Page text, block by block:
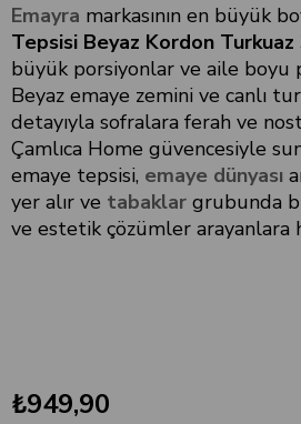
Emayra markasının en büyük
Tepsisi Beyaz Kordon Turkuaz
büyük porsiyonlar ve aile boyu
Beyaz emaye zemini ve canlı
detayıyla sofralara ferah ve
Çamlıca Home güvencesiyle
emaye tepsisi, emaye dünyası
yer alır ve tabaklar grubunda
ve estetik çözümler arayanlara
₺949,90